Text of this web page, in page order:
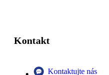
Kontakt
Kontaktujte nás